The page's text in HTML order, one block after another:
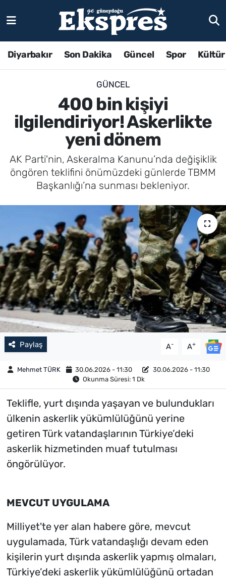
Diyarbakır Son Dakika Güncel Spor
GÜNCEL
400 bin kişiyi
ilgilendiriyor! Askerlikte
yeni dönem
AK Parti'nin, Askeralma Kanunu’nda değişiklik
öngören teklifini önümüzdeki günlerde TBMM
Başkanlığı’na sunması bekleniyor.
Paylaş A- A+
Mehmet TÜRK 30.06.2026 - 11:30
30.06.2026 - 11:30
Okunma Süresi: 1 Dk
Teklifle, yurt dışında yaşayan ve bulundukları
ülkenin askerlik yükümlülüğünü yerine
getiren Türk vatandaşlarının Türkiye’deki
askerlik hizmetinden muaf tutulması
öngörülüyor.
MEVCUT UYGULAMA
Milliyet'te yer alan habere göre, mevcut
uygulamada, Türk vatandaşlığı devam eden
kişilerin yurt dışında askerlik yapmış olmaları,
Türkiye’deki askerlik yükümlülüğünü ortadan